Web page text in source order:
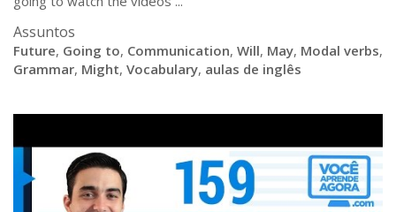
Assuntos
Future, Going to, Communication, Will, May, Modal verbs,
Grammar, Might, Vocabulary, aulas de inglês